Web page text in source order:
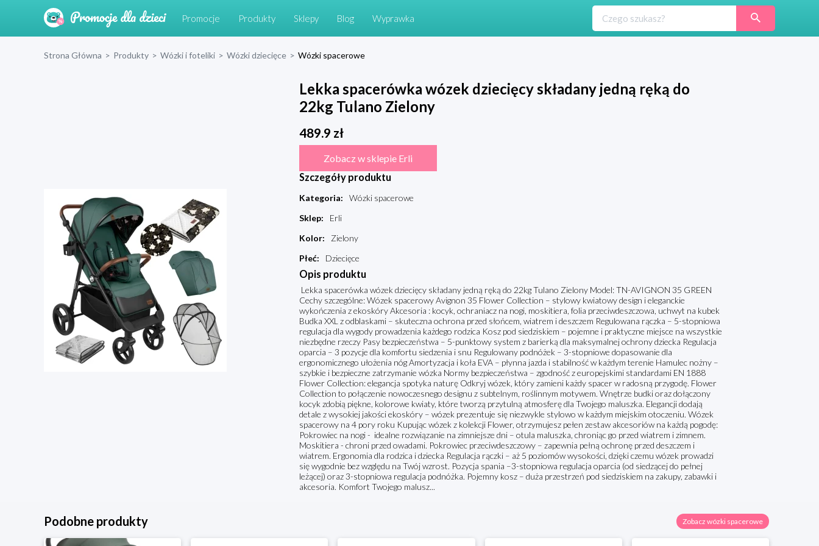
Promocje Produkty Sklepy Blog Wyprawka
Strona Główna > Produkty > Wózki i foteliki > Wózki dziecięce > Wózki spacerowe
Lekka spacerówka wózek dziecięcy składany jedną ręką do
22kg Tulano Zielony
489.9 zł
Zobacz w sklepie Erli
Szczegóły produktu
Kategoria:
Wózki spacerowe
Sklep:
Erli
Kolor:
Zielony
Płeć: Dziecięce
Opis produktu
Lekka spacerówka wózek dziecięcy składany jedną ręką do 22kg Tulano Zielony Model: TN-AVIGNON 35 GREEN
Cechy szczególne: Wózek spacerowy Avignon 35 Flower Collection – stylowy kwiatowy design i eleganckie
wykończenia z ekoskóry Akcesoria : kocyk, ochraniacz na nogi, moskitiera, folia przeciwdeszczowa, uchwyt na kubek
Budka XXL z odblaskami – skuteczna ochrona przed słońcem, wiatrem i deszczem Regulowana rączka – 5-stopniowa
regulacja dla wygody prowadzenia każdego rodzica Kosz pod siedziskiem – pojemne i praktyczne miejsce na wszystkie
niezbędne rzeczy Pasy bezpieczeństwa – 5-punktowy system z barierką dla maksymalnej ochrony dziecka Regulacja
oparcia – 3 pozycje dla komfortu siedzenia i snu Regulowany podnóżek – 3-stopniowe dopasowanie dla
ergonomicznego ułożenia nóg Amortyzacja i koła EVA – płynna jazda i stabilność w każdym terenie Hamulec nożny –
szybkie i bezpieczne zatrzymanie wózka Normy bezpieczeństwa – zgodność z europejskimi standardami EN 1888
Flower Collection: elegancja spotyka naturę Odkryj wózek, który zamieni każdy spacer w radosną przygodę. Flower
Collection to połączenie nowoczesnego designu z subtelnym, roślinnym motywem. Wnętrze budki oraz dołączony
kocyk zdobią piękne, kolorowe kwiaty, które tworzą przytulną atmosferę dla Twojego maluszka. Elegancji dodają
detale z wysokiej jakości ekoskóry – wózek prezentuje się niezwykle stylowo w każdym miejskim otoczeniu. Wózek
spacerowy na 4 pory roku Kupując wózek z kolekcji Flower, otrzymujesz pełen zestaw akcesoriów na każdą pogodę:
Pokrowiec na nogi - idealne rozwiązanie na zimniejsze dni – otula maluszka, chroniąc go przed wiatrem i zimnem.
Moskitiera - chroni przed owadami. Pokrowiec przeciwdeszczowy – zapewnia pełną ochronę przed deszczem i
wiatrem. Ergonomia dla rodzica i dziecka Regulacja rączki – aż 5 poziomów wysokości, dzięki czemu wózek prowadzi
się wygodnie bez względu na Twój wzrost. Pozycja spania –3-stopniowa regulacja oparcia (od siedzącej do pełnej
leżącej) oraz 3-stopniowa regulacja podnóżka. Pojemny kosz – duża przestrzeń pod siedziskiem na zakupy, zabawki i
akcesoria. Komfort Twojego malusz...
Podobne produkty Zobacz wózki spacerowe